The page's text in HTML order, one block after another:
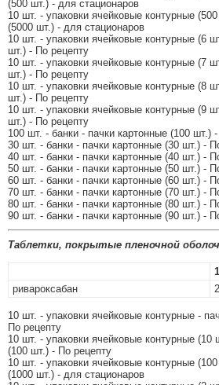
(500 шт.) - для стационаров
10 шт. - упаковки ячейковые контурные
(5000 шт.) - для стационаров
10 шт. - упаковки ячейковые контурные (6
шт.) - По рецепту
10 шт. - упаковки ячейковые контурные (7
шт.) - По рецепту
10 шт. - упаковки ячейковые контурные (8
шт.) - По рецепту
10 шт. - упаковки ячейковые контурные (9
шт.) - По рецепту
100 шт. - банки - пачки картонные (100 шт.)
30 шт. - банки - пачки картонные (30 шт.) -
40 шт. - банки - пачки картонные (40 шт.) -
50 шт. - банки - пачки картонные (50 шт.) -
60 шт. - банки - пачки картонные (60 шт.) -
70 шт. - банки - пачки картонные (70 шт.) -
80 шт. - банки - пачки картонные (80 шт.) -
90 шт. - банки - пачки картонные (90 шт.) -
Таблетки, покрытые пленочной
ривароксабан
10 шт. - упаковки ячейковые контурные -
По рецепту
10 шт. - упаковки ячейковые контурные (10
(100 шт.) - По рецепту
10 шт. - упаковки ячейковые контурные
(1000 шт.) - для стационаров